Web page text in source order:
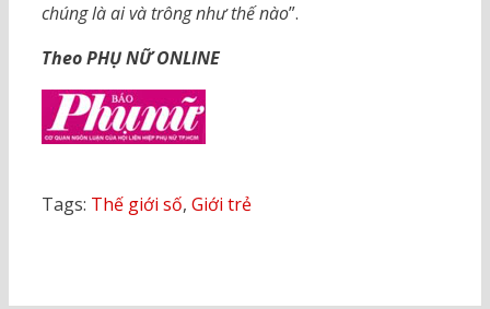
chúng là ai và trông như thế nào”.
Theo PHỤ NỮ ONLINE
Tags: Thế giới số, Giới trẻ